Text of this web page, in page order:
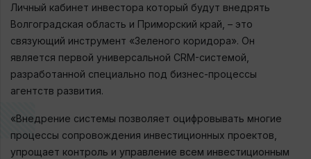
Личный кабинет инвестора который будут внедрять
Волгоградская область и Приморский край, – это
связующий инструмент «Зеленого коридора». Он
является первой универсальной CRM-системой,
разработанной специально под бизнес-процессы
агентств развития.
«Внедрение системы позволяет оцифровывать многие
процессы сопровождения инвестиционных проектов,
упрощает контроль и управление всем инвестиционным